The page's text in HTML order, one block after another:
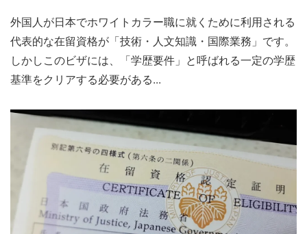
外国人が日本でホワイトカラー職に就くために利用される
代表的な在留資格が「技術・人文知識・国際業務」です。
しかしこのビザには、「学歴要件」と呼ばれる一定の学歴
基準をクリアする必要がある...